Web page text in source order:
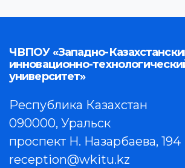
ЧВПОУ «Западно-
инновационно-
университет»
Республика Казахстан
090000, Уральск
проспект Н. Назарбаева, 194
reception@wkitu.kz